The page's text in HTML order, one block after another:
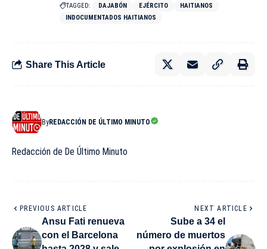
TAGGED: DAJABÓN EJÉRCITO
HAITIANOS
INDOCUMENTADOS HAITIANOS
Share This Article
ByREDACCIÓN DE ÚLTIMO MINUTO
Redacción de De Último Minuto
PREVIOUS ARTICLE
Ansu Fati renueva
con el Barcelona
NEXT ARTICLE
Sube a 34 el
número de muertos